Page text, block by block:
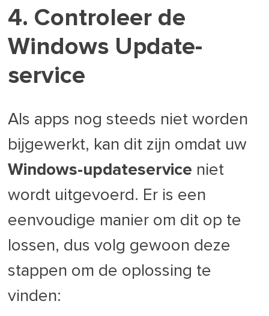
4. Controleer de
Windows Update-
service
Als apps nog steeds niet worden
bijgewerkt, kan dit zijn omdat uw
Windows-updateservice niet
wordt uitgevoerd. Er is een
eenvoudige manier om dit op te
lossen, dus volg gewoon deze
stappen om de oplossing te
vinden: